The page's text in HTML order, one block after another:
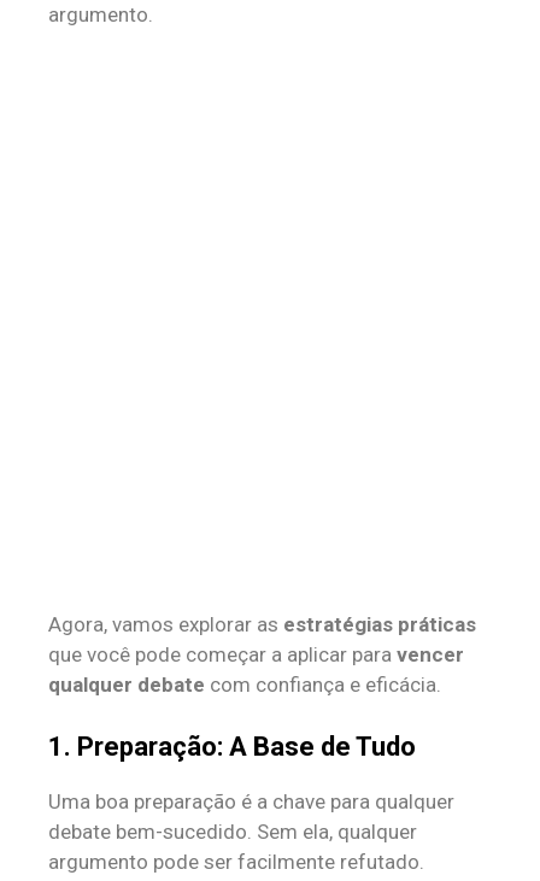
argumento.
Agora, vamos explorar as estratégias práticas
que você pode começar a aplicar para vencer
qualquer debate com confiança e eficácia.
1. Preparação: A Base de Tudo
Uma boa preparação é a chave para qualquer
debate bem-sucedido. Sem ela, qualquer
argumento pode ser facilmente refutado.